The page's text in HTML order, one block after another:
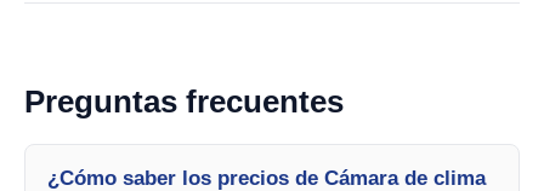
Preguntas frecuentes
¿Cómo saber los precios de Cámara de clima